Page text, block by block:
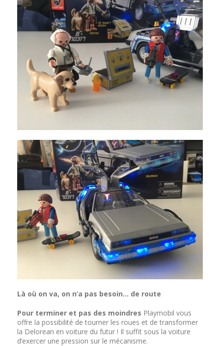
Là où on va, on n’a pas besoin… de route
Pour terminer et pas des moindres Playmobil vous
offre la possibilité de tourner les roues et de transformer
la Delorean en voiture du futur ! Il suffit sous la voiture
d’exercer une pression sur le mécanisme.